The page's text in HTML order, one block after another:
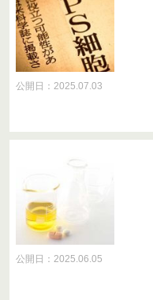
公開日：2025.07.03
公開日：2025.06.05